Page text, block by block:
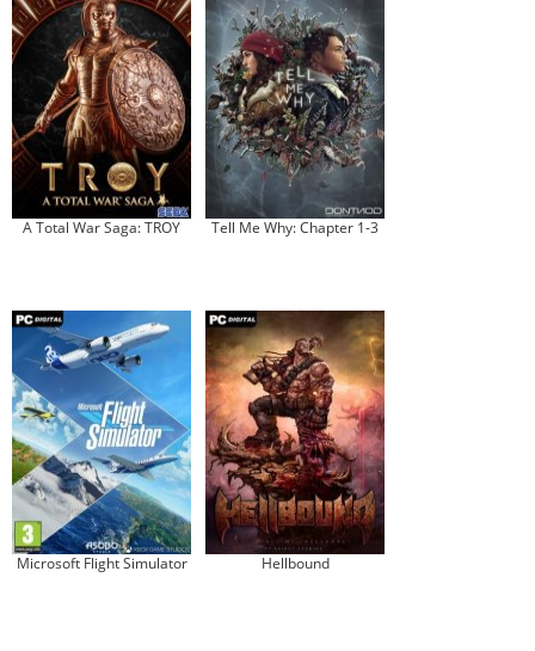
A Total War Saga: TROY Tell Me Why: Chapter 1-3
Microsoft Flight Simulator Hellbound